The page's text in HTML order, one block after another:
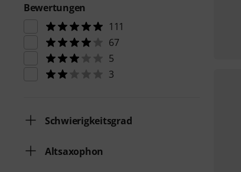
Bewertungen
111
67
5
3
Schwierigkeitsgrad
Altsaxophon